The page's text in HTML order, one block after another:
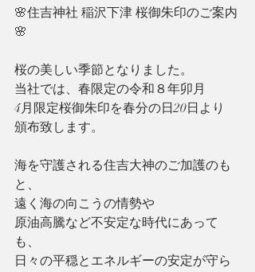
🌸住吉神社 稲沢下津 桜御朱印のご案内
🌸
桜の美しい季節となりました。
当社では、春限定の令和８年卯月
4月限定桜御朱印を春分の日20日より
頒布致します。
海を守護される住吉大神のご加護のも
と、
遠く海の向こうの情勢や
原油高騰など不安定な時代にあって
も、
日々の平穏とエネルギーの安定が守ら